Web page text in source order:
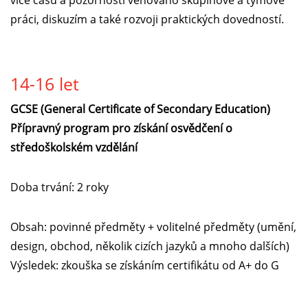
práci, diskuzím a také rozvoji praktických dovedností.
14-16 let
GCSE (General Certificate of Secondary Education)
Přípravný program pro získání osvědčení o
středoškolském vzdělání
Doba trvání: 2 roky
Obsah: povinné předměty + volitelné předměty (umění,
design, obchod, několik cizích jazyků a mnoho dalších)
Výsledek: zkouška se získáním certifikátu od A+ do G